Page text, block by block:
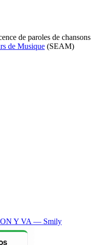
de paroles de chansons
de Musique (SEAM)
ON Y VA — Smily